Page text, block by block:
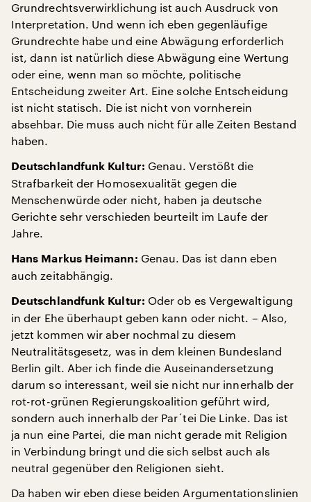
Grundrechtsverwirklichung ist auch Ausdruck von
Interpretation. Und wenn ich eben gegenläufige
Grundrechte habe und eine Abwägung erforderlich
ist, dann ist natürlich diese Abwägung eine Wertung
oder eine, wenn man so möchte, politische
Entscheidung zweiter Art. Eine solche Entscheidung
ist nicht statisch. Die ist nicht von vornherein
absehbar. Die muss auch nicht für alle Zeiten Bestand
haben.
Deutschlandfunk Kultur: Genau. Verstößt die
Strafbarkeit der Homosexualität gegen die
Menschenwürde oder nicht, haben ja deutsche
Gerichte sehr verschieden beurteilt im Laufe der
Jahre.
Hans Markus Heimann: Genau. Das ist dann eben
auch zeitabhängig.
Deutschlandfunk Kultur: Oder ob es Vergewaltigung
in der Ehe überhaupt geben kann oder nicht. – Also,
jetzt kommen wir aber nochmal zu diesem
Neutralitätsgesetz, was in dem kleinen Bundesland
Berlin gilt. Aber ich finde die Auseinandersetzung
darum so interessant, weil sie nicht nur innerhalb der
rot-rot-grünen Regierungskoalition geführt wird,
sondern auch innerhalb der Par´tei Die Linke. Das ist
ja nun eine Partei, die man nicht gerade mit Religion
in Verbindung bringt und die sich selbst auch als
neutral gegenüber den Religionen sieht.
Da haben wir eben diese beiden Argumentationslinien